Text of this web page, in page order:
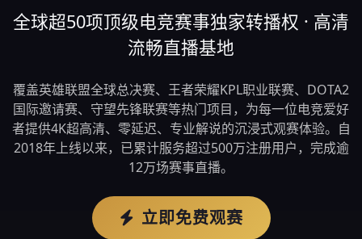
全球超50项顶级电竞赛事独家转播权 · 高清
流畅直播基地
覆盖英雄联盟全球总决赛、王者荣耀KPL职业联赛、DOTA2
国际邀请赛、守望先锋联赛等热门项目，为每一位电竞爱好
者提供4K超高清、零延迟、专业解说的沉浸式观赛体验。自
2018年上线以来，已累计服务超过500万注册用户，完成逾
12万场赛事直播。
立即免费观赛